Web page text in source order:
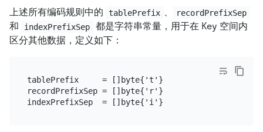
上述所有编码规则中的 tablePrefix 、 recordPrefixSep
和 indexPrefixSep
都是字符串常量，用于在 Key 空间内
区分其他数据，定义如下：
tablePrefix     = []byte{'t'}
recordPrefixSep = []byte{'r'}